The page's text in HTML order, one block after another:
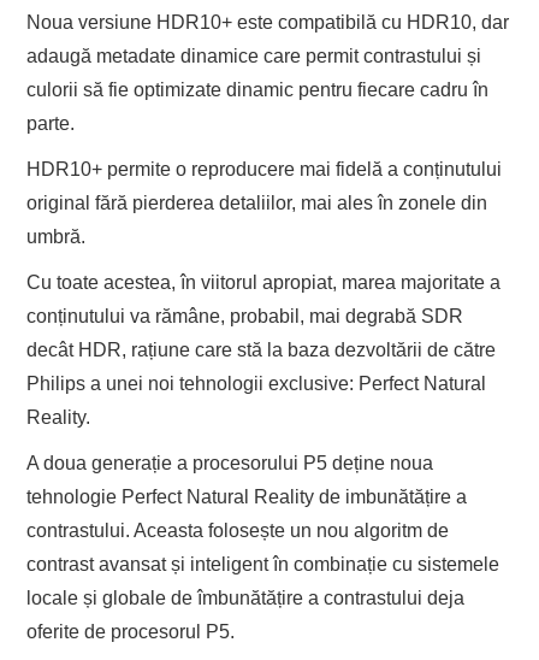
Noua versiune HDR10+ este compatibilă cu HDR10, dar
adaugă metadate dinamice care permit contrastului și
culorii să fie optimizate dinamic pentru fiecare cadru în
parte.
HDR10+ permite o reproducere mai fidelă a conținutului
original fără pierderea detaliilor, mai ales în zonele din
umbră.
Cu toate acestea, în viitorul apropiat, marea majoritate a
conținutului va rămâne, probabil, mai degrabă SDR
decât HDR, rațiune care stă la baza dezvoltării de către
Philips a unei noi tehnologii exclusive: Perfect Natural
Reality.
A doua generație a procesorului P5 deține noua
tehnologie Perfect Natural Reality de imbunătățire a
contrastului. Aceasta folosește un nou algoritm de
contrast avansat și inteligent în combinație cu sistemele
locale și globale de îmbunătățire a contrastului deja
oferite de procesorul P5.